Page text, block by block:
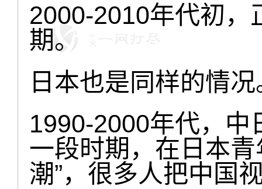
2000-2010年代初，
期。
日本也是同样的情况
1990-2000年代，中
一段时期，在日本
潮”，很多人把中国